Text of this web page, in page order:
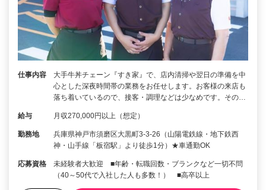
仕事内容
大手牛丼チェーン『すき家』で、店内清掃や翌日の準備を中
心とした深夜時間帯の業務をお任せします。お客様の来店も
落ち着いているので、接客・調理などは少なめです。その…
給与 月収270,000円以上（想定）
勤務地
兵庫県神戸市須磨区大黒町3-3-26（山陽電鉄線・地下鉄西
神・山手線「板宿駅」より徒歩1分）★車通勤OK
応募資格
未経験者大歓迎 ■年齢・転職回数・ブランクなど一切不問
（40～50代で入社した人も多数！） ■高卒以上